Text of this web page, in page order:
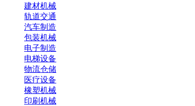
建材机械
轨道交通
汽车制造
包装机械
电子制造
电梯设备
物流仓储
医疗设备
橡塑机械
印刷机械